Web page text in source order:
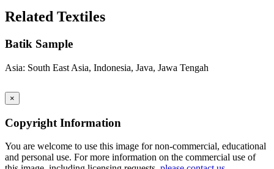
Related Textiles
Batik Sample
Asia: South East Asia, Indonesia, Java, Jawa Tengah
×
Copyright Information
You are welcome to use this image for non-commercial, educational
and personal use. For more information on the commercial use of